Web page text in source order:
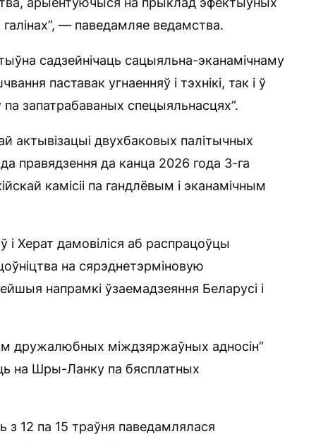
— паведамляе ведамства.
садзейнічаць сацыяльна-эканамічнаму
паставак угнаенняў і тэхнікі, так і ў
запатрабаваных спецыяльнасцях”.
актывізацыі двухбаковых палітычных
правядзення да канца 2026 года 3-га
камісіі па гандлёвым і эканамічным
Херат дамовіліся аб распрацоўцы
на сярэднетэрміновую
напрамкі ўзаемадзеяння Беларусі і
дружалюбных міждзяржаўных адносін”
на Шры-Ланку па бясплатных
з 12 па 15 траўня паведамлялася